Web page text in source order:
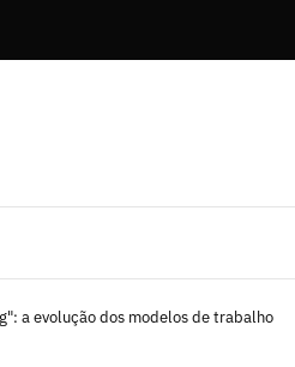
a evolução dos modelos de trabalho